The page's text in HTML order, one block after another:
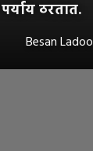
ठरतात.
Besan